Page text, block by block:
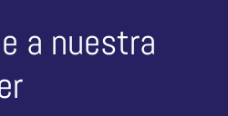
a nuestra